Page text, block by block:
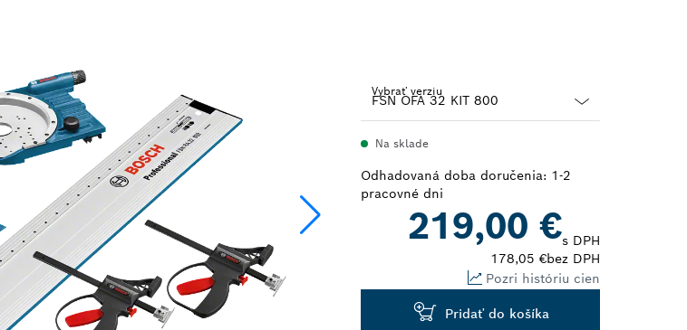
Vybrať verziu
closed
Na sklade
Odhadovaná doba doručenia: 1-2
pracovné dni
219,00 €s DPH
178,05 €bez DPH
Pozri históriu cien
Pridať do košíka